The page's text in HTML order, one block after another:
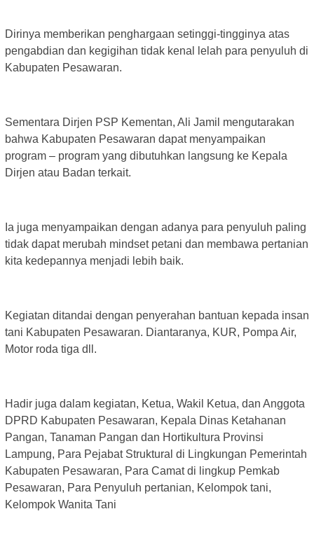
Dirinya memberikan penghargaan setinggi-tingginya atas
pengabdian dan kegigihan tidak kenal lelah para penyuluh di
Kabupaten Pesawaran.
Sementara Dirjen PSP Kementan, Ali Jamil mengutarakan
bahwa Kabupaten Pesawaran dapat menyampaikan
program – program yang dibutuhkan langsung ke Kepala
Dirjen atau Badan terkait.
Ia juga menyampaikan dengan adanya para penyuluh paling
tidak dapat merubah mindset petani dan membawa pertanian
kita kedepannya menjadi lebih baik.
Kegiatan ditandai dengan penyerahan bantuan kepada insan
tani Kabupaten Pesawaran. Diantaranya, KUR, Pompa Air,
Motor roda tiga dll.
Hadir juga dalam kegiatan, Ketua, Wakil Ketua, dan Anggota
DPRD Kabupaten Pesawaran, Kepala Dinas Ketahanan
Pangan, Tanaman Pangan dan Hortikultura Provinsi
Lampung, Para Pejabat Struktural di Lingkungan Pemerintah
Kabupaten Pesawaran, Para Camat di lingkup Pemkab
Pesawaran, Para Penyuluh pertanian, Kelompok tani,
Kelompok Wanita Tani